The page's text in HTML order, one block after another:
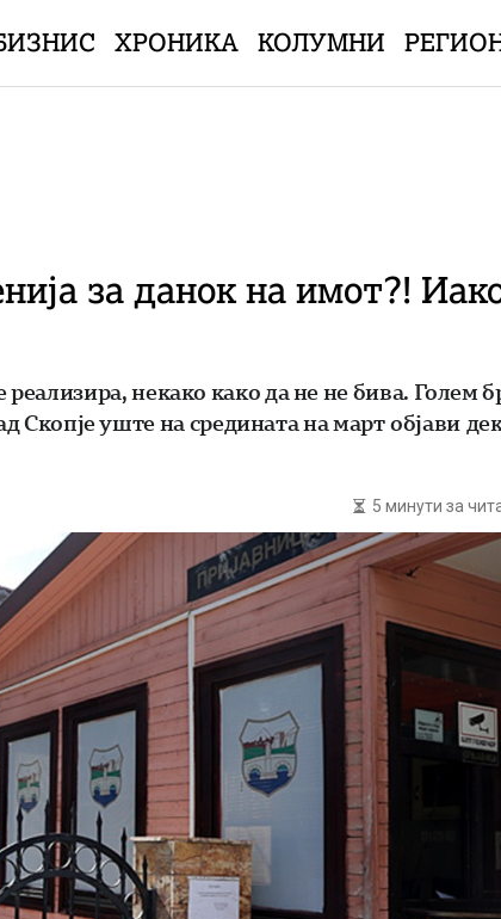
ХРОНИКА КОЛУМНИ
за данок на имот?!
реализира, некако како да не не бива.
уште на средината на март објави
5 минути за